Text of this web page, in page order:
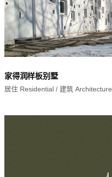
家得润样板别墅
居住 Residential/ 建筑 Architecture